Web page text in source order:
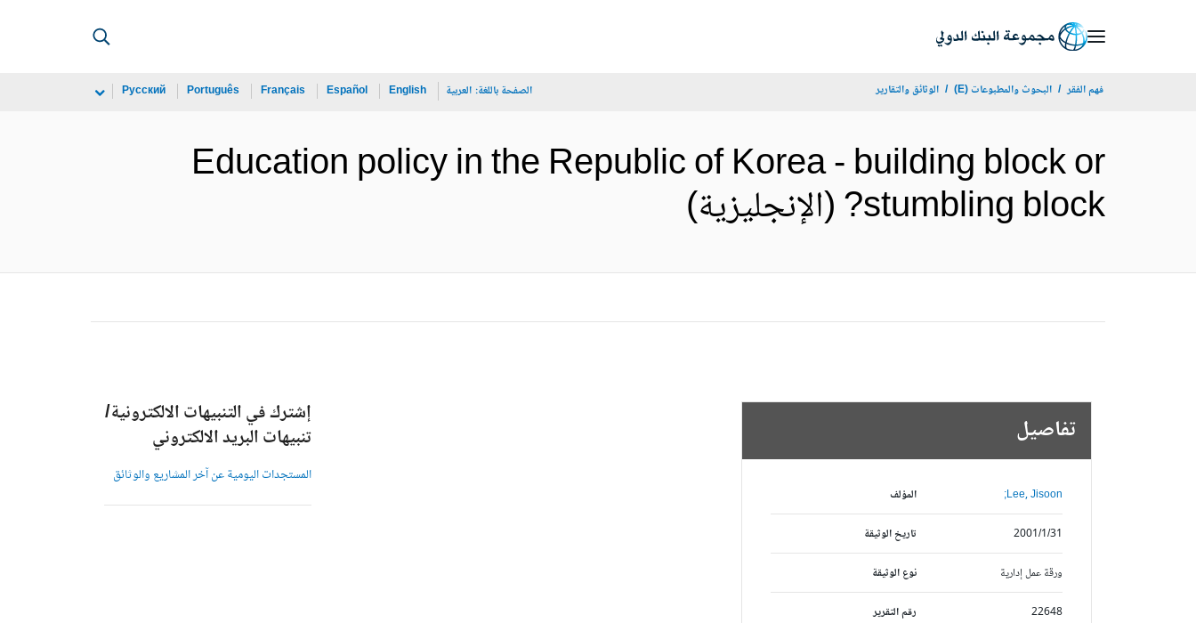
فهم الفقر البحوث والمطبوعات (E) الوثائق والتقارير الصفحة باللغة: العربية English
Español
Français
Português
Русский
Education policy in the Republic of Korea - building block or
stumbling block? (الإنجليزية)
تفاصيل
المؤلف Lee, Jisoon;
تاريخ الوثيقة 2001/1/31
نوع الوثيقة ورقة عمل إدارية
رقم التقرير 22648
إشترك في التنبيهات الالكترونية/
تنبيهات البريد الالكتروني
المستجدات اليومية عن آخر المشاريع والوثائق